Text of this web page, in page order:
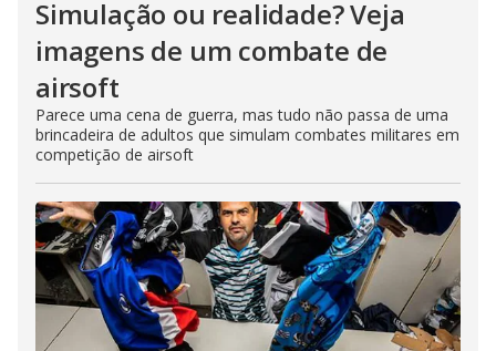
Simulação ou realidade? Veja
imagens de um combate de
airsoft
Parece uma cena de guerra, mas tudo não passa de uma
brincadeira de adultos que simulam combates militares em
competição de airsoft